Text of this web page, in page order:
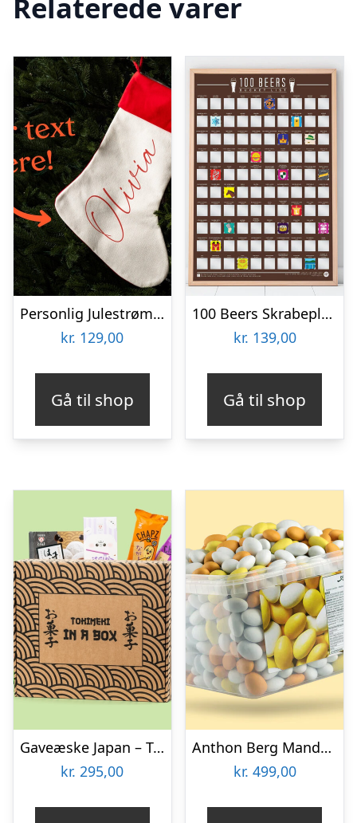
Personlig Julestrømpe med Tekst
kr. 129,00
Gå til shop
100 Beers Skrabeplakat
kr. 139,00
Gå til shop
Gaveæske Japan – Tokimeki
kr. 295,00
Anthon Berg Mandelæg Bland-selv-slik 2 kg
kr. 499,00